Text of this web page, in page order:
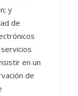
y
de
en un
de